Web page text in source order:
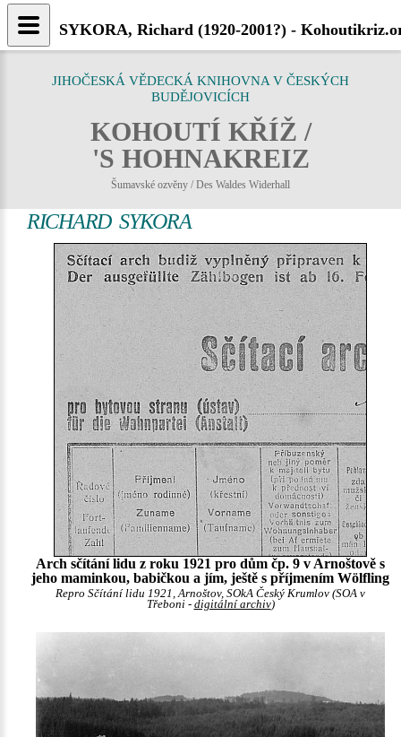
JIHOČESKÁ VĚDECKÁ KNIHOVNA V ČESKÝCH
BUDĚJOVICÍCH
KOHOUTÍ KŘÍŽ /
'S HOHNAKREIZ
Šumavské ozvěny / Des Waldes Widerhall
RICHARD SYKORA
Arch sčítání lidu z roku 1921 pro dům čp. 9 v Arnoštově s
jeho maminkou, babičkou a jím, ještě s příjmením Wölfling
Repro Sčítání lidu 1921, Arnoštov, SOkA Český Krumlov (SOA v
Třeboni - digitální archiv)
SYKORA, Richard (1920-2001?) -